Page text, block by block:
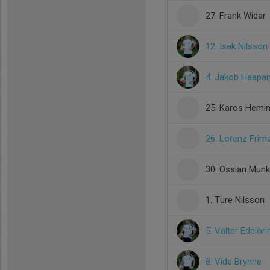
27. Frank Widar
12. Isak Nilsson
4. Jakob
25. Karos Hemin
26. Lorenz
30. Ossian
1. Ture Nilsson
5. Valter
8. Vide Brynne